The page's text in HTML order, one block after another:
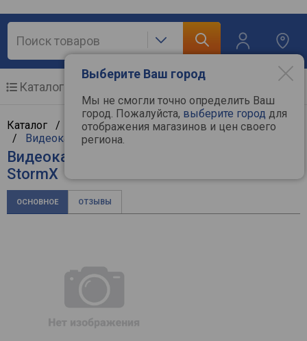
Выберите Ваш город
Мы не смогли точно определить Ваш
город. Пожалуйста, выберите город для
отображения магазинов и цен своего
региона.
Каталог
Каталог / Компьютерная техника/ Комплектующие
/ Видеокарты/Palit
Видеокарта Palit GeForce RTX 4060
StormX
ОСНОВНОЕ ОТЗЫВЫ